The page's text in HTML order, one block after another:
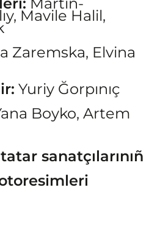
Martin-
Mavile Halil,
Zaremska, Elvina
Yuriy Ğorpınıç
Boyko, Artem
sanatçılarınıñ